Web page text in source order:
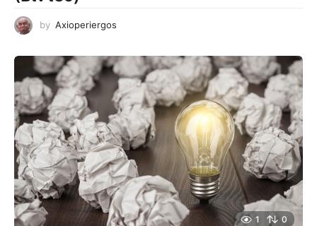
by Axioperiergos
1 0